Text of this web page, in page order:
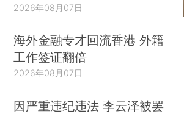
2026年08月07日
海外金融专才回流香港 外籍
工作签证翻倍
2026年08月07日
因严重违纪违法 李云泽被罢